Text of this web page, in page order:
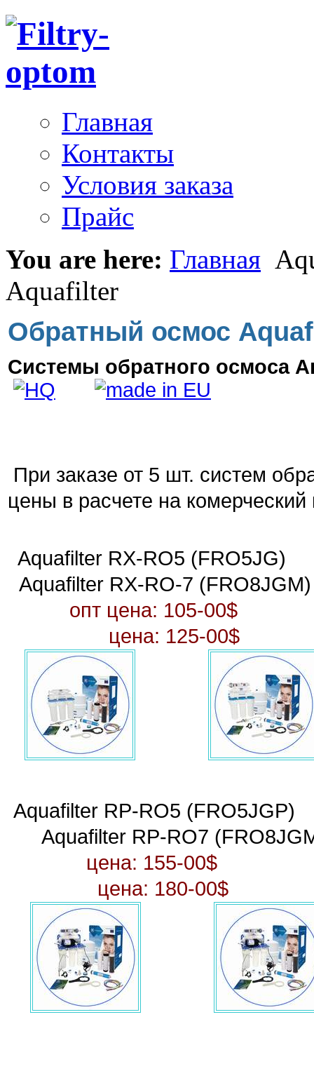
Главная
Контакты
Условия заказа
Прайс
You are here: Главная
Aquafilter
Обратный осмос
Системы обратного осмоса
При заказе от 5 шт. систем
цены в расчете на комерческий
Aquafilter RX-RO5 (
Aquafilter RX-RO-7 (FRO8JGM)
опт цена:
цена: 125-00$
Aquafilter RP-RO5 (
Aquafilter RP-RO7 (
цена: 155-00$
цена: 180-00$